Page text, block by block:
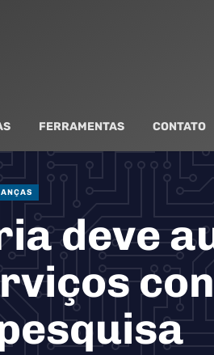
FERRAMENTAS CONTATO
deve